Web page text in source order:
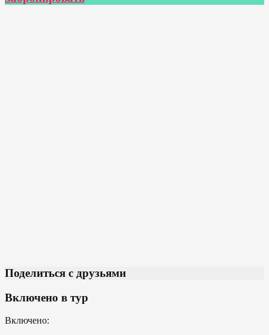
Поделиться с друзьями
Включено в тур
Включено: